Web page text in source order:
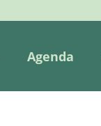
Agenda